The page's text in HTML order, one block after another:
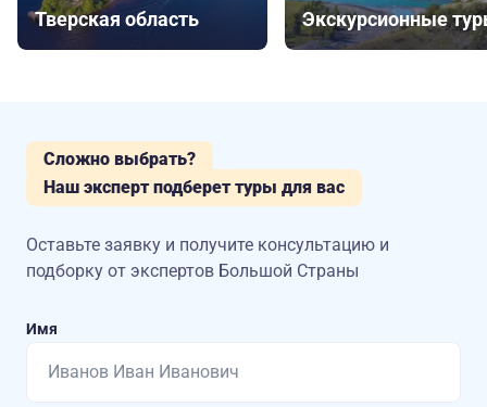
Тверская область Экскурсионные
Сложно выбрать?
Наш эксперт подберет туры для вас
Оставьте заявку и получите консультацию и
подборку от экспертов Большой Страны
Имя